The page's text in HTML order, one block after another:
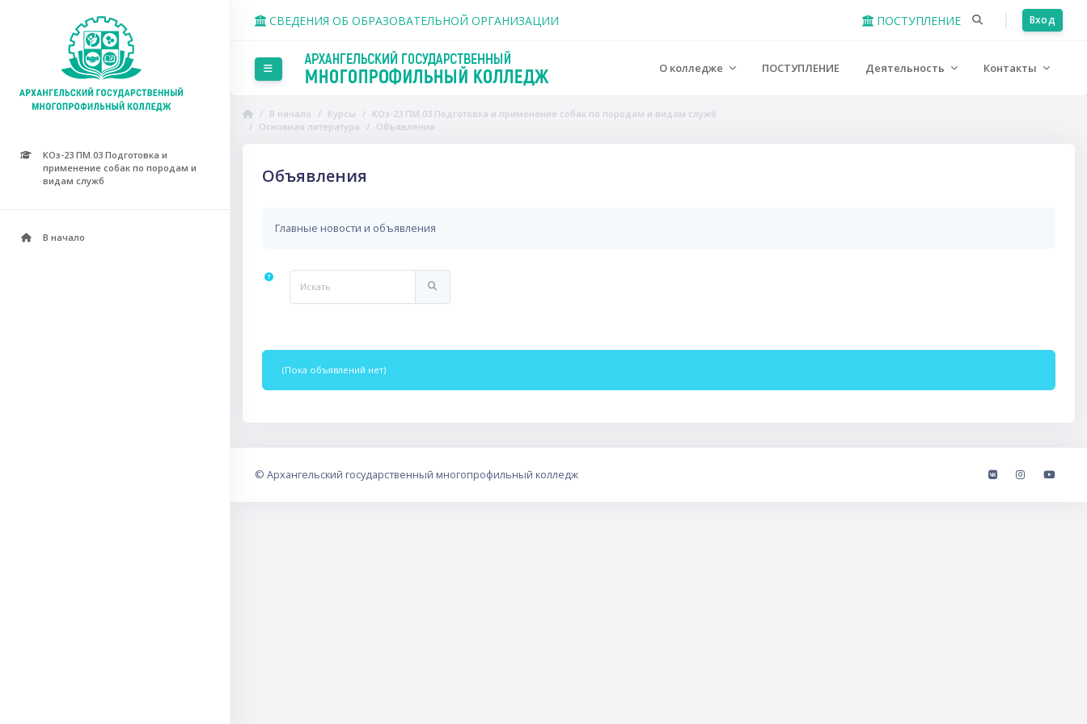
СВЕДЕНИЯ ОБ ОБРАЗОВАТЕЛЬНОЙ ОРГАНИЗАЦИИ ПОСТУПЛЕНИЕ Вход
Боковая панель О колледже ПОСТУПЛЕНИЕ Деятельность Контакты
КОз-23 ПМ.03 Подготовка и
применение собак по породам и
видам служб
В начало
В начало Курсы
КОз-23 ПМ.03 Подготовка и применение собак по породам и видам служб
Основная литература
Объявления
Объявления
Главные новости и объявления
Искать
(Пока объявлений нет)
© Архангельский государственный многопрофильный колледж